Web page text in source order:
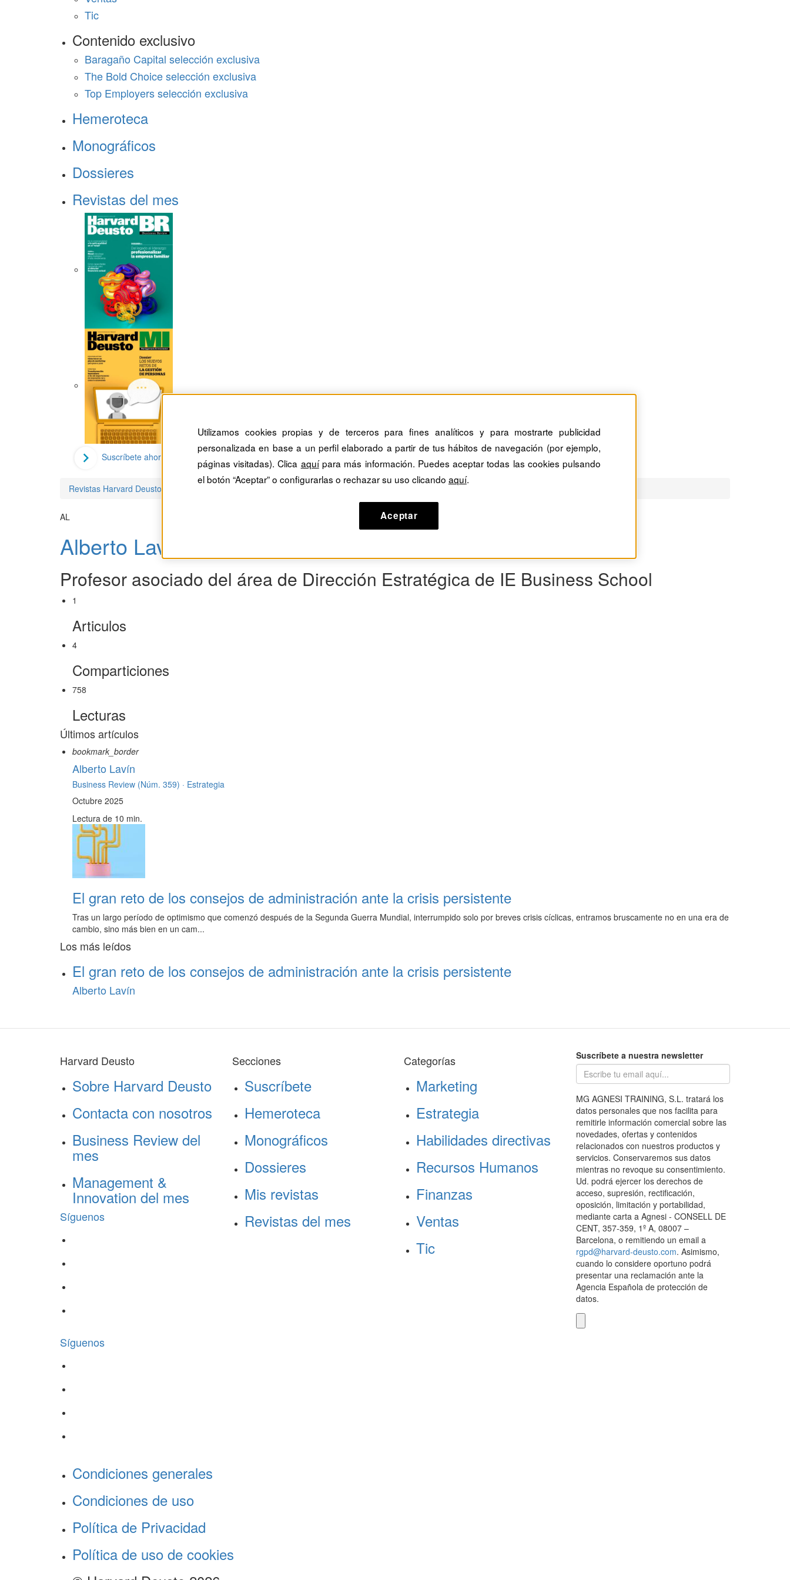
Tic
Contenido exclusivo
Baragaño Capital selección exclusiva
The Bold Choice selección exclusiva
Top Employers selección exclusiva
Hemeroteca
Monográficos
Dossieres
Revistas del mes
Suscríbete ahora
Revistas Harvard Deusto
AL
Alberto Lavín
Profesor asociado del área de Dirección Estratégica de IE Business School
1
Articulos
4
Comparticiones
758
Lecturas
Últimos artículos
bookmark_border
Alberto Lavín
Business Review (Núm. 359) · Estrategia
Octubre 2025
Lectura de 10 min.
El gran reto de los consejos de administración ante la crisis persistente
Tras un largo período de optimismo que comenzó después de la Segunda Guerra Mundial, interrumpido solo por breves crisis cíclicas, entramos bruscamente no en una era de
cambio, sino más bien en un cam...
Los más leídos
El gran reto de los consejos de administración ante la crisis persistente
Alberto Lavín
Harvard Deusto
Sobre Harvard Deusto
Contacta con nosotros
Business Review del
mes
Management &
Innovation del mes
Síguenos
Secciones
Suscríbete
Hemeroteca
Monográficos
Dossieres
Mis revistas
Revistas del mes
Categorías
Marketing
Estrategia
Habilidades directivas
Recursos Humanos
Finanzas
Ventas
Tic
Suscríbete a nuestra newsletter
MG AGNESI TRAINING, S.L. tratará los
datos personales que nos facilita para
remitirle información comercial sobre las
novedades, ofertas y contenidos
relacionados con nuestros productos y
servicios. Conservaremos sus datos
mientras no revoque su consentimiento.
Ud. podrá ejercer los derechos de
acceso, supresión, rectificación,
oposición, limitación y portabilidad,
mediante carta a Agnesi - CONSELL DE
CENT, 357-359, 1º A, 08007 –
Barcelona, o remitiendo un email a
rgpd@harvard-deusto.com. Asimismo,
cuando lo considere oportuno podrá
presentar una reclamación ante la
Agencia Española de protección de
datos.
Síguenos
Condiciones generales
Condiciones de uso
Política de Privacidad
Política de uso de cookies
Utilizamos cookies propias y de terceros para fines analíticos y para mostrarte publicidad
personalizada en base a un perfil elaborado a partir de tus hábitos de navegación (por ejemplo,
páginas visitadas). Clica aquípara más información. Puedes aceptar todas las cookies pulsando
el botón “Aceptar” o configurarlas o rechazar su uso clicando aquí.
Aceptar